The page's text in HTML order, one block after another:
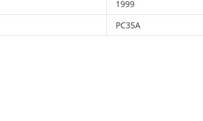
1999
PC35A